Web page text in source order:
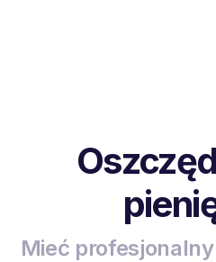
Mieć